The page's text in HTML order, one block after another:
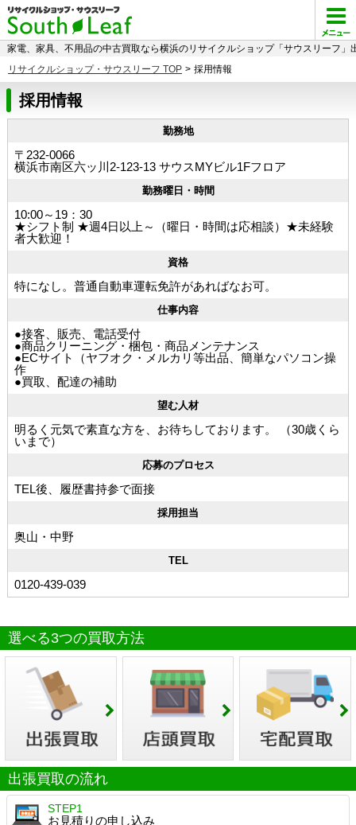
家電、家具、不用品の中古買取なら横浜のリサイクルショップ「サウスリーフ」
リサイクルショップ・サウスリーフ TOP > 採用情報
採用情報
勤務地
〒232-0066
横浜市南区六ッ川2-123-13 サウスMYビル1Fフロア
勤務曜日・時間
10:00～19：30
★シフト制 ★週4日以上～（曜日・時間は応相談） ★未経験
者大歓迎！
資格
特になし。普通自動車運転免許があればなお可。
仕事内容
●接客、販売、電話受付
●商品クリーニング・梱包・商品メンテナンス
●ECサイト（ヤフオク・メルカリ等出品、簡単なパソコン操
作
●買取、配達の補助
望む人材
明るく元気で素直な方を、お待ちしております。 （30歳くら
いまで）
応募のプロセス
TEL後、履歴書持参で面接
採用担当
奥山・中野
TEL
0120-439-039
選べる3つの買取方法
出張買取の流れ
STEP1
お見積りの申し込み